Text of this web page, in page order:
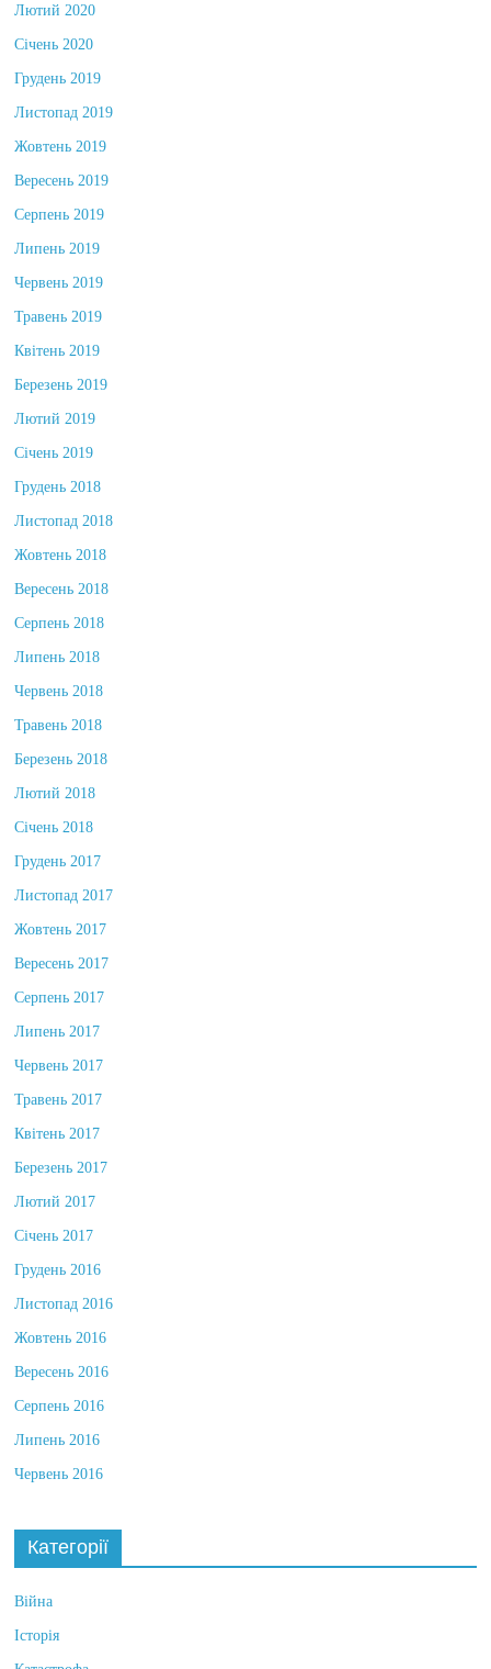
Лютий 2020
Січень 2020
Грудень 2019
Листопад 2019
Жовтень 2019
Вересень 2019
Серпень 2019
Липень 2019
Червень 2019
Травень 2019
Квітень 2019
Березень 2019
Лютий 2019
Січень 2019
Грудень 2018
Листопад 2018
Жовтень 2018
Вересень 2018
Серпень 2018
Липень 2018
Червень 2018
Травень 2018
Березень 2018
Лютий 2018
Січень 2018
Грудень 2017
Листопад 2017
Жовтень 2017
Вересень 2017
Серпень 2017
Липень 2017
Червень 2017
Травень 2017
Квітень 2017
Березень 2017
Лютий 2017
Січень 2017
Грудень 2016
Листопад 2016
Жовтень 2016
Вересень 2016
Серпень 2016
Липень 2016
Червень 2016
Категорії
Війна
Історія